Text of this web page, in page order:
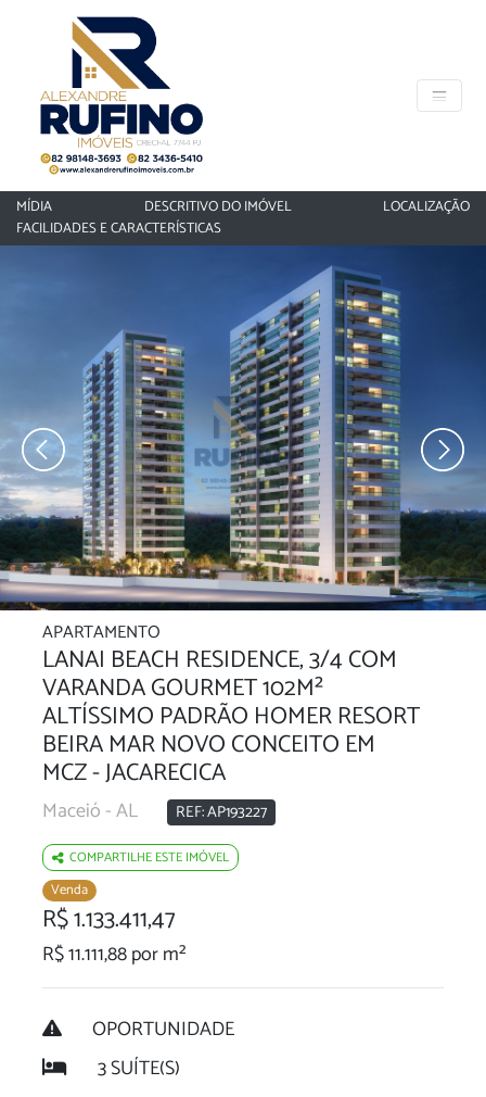
MÍDIA DESCRITIVO DO IMÓVEL
LOCALIZAÇÃO
FACILIDADES E CARACTERÍSTICAS
‹ ›
APARTAMENTO
LANAI BEACH RESIDENCE, 3/4 COM
VARANDA GOURMET 102M²
ALTÍSSIMO PADRÃO HOMER RESORT
BEIRA MAR NOVO CONCEITO EM
MCZ - JACARECICA
Maceió - AL REF: AP193227
COMPARTILHE ESTE IMÓVEL
Venda
R$ 1.133.411,47
R$ 11.111,88 por m²
OPORTUNIDADE
3 SUÍTE(S)